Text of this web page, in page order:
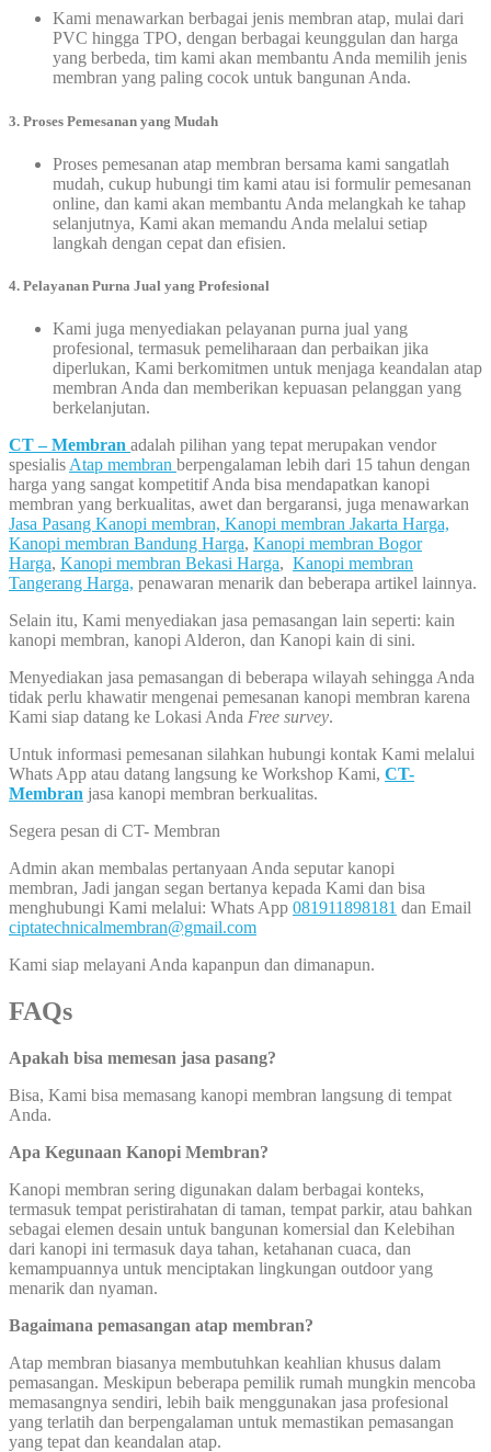
Kami menawarkan berbagai jenis membran atap, mulai dari
PVC hingga TPO, dengan berbagai keunggulan dan harga
yang berbeda, tim kami akan membantu Anda memilih jenis
membran yang paling cocok untuk bangunan Anda.
3. Proses Pemesanan yang Mudah
Proses pemesanan atap membran bersama kami sangatlah
mudah, cukup hubungi tim kami atau isi formulir pemesanan
online, dan kami akan membantu Anda melangkah ke tahap
selanjutnya, Kami akan memandu Anda melalui setiap
langkah dengan cepat dan efisien.
4. Pelayanan Purna Jual yang Profesional
Kami juga menyediakan pelayanan purna jual yang
profesional, termasuk pemeliharaan dan perbaikan jika
diperlukan, Kami berkomitmen untuk menjaga keandalan atap
membran Anda dan memberikan kepuasan pelanggan yang
berkelanjutan.
CT – Membran adalah pilihan yang tepat merupakan vendor
spesialis Atap membran berpengalaman lebih dari 15 tahun dengan
harga yang sangat kompetitif Anda bisa mendapatkan kanopi
membran yang berkualitas, awet dan bergaransi, juga menawarkan
Jasa Pasang Kanopi membran, Kanopi membran Jakarta Harga,
Kanopi membran Bandung Harga, Kanopi membran Bogor
Harga, Kanopi membran Bekasi Harga, Kanopi membran
Tangerang Harga, penawaran menarik dan beberapa artikel lainnya.
Selain itu, Kami menyediakan jasa pemasangan lain seperti: kain
kanopi membran, kanopi Alderon, dan Kanopi kain di sini.
Menyediakan jasa pemasangan di beberapa wilayah sehingga Anda
tidak perlu khawatir mengenai pemesanan kanopi membran karena
Kami siap datang ke Lokasi Anda Free survey.
Untuk informasi pemesanan silahkan hubungi kontak Kami melalui
Whats App atau datang langsung ke Workshop Kami, CT-
Membran jasa kanopi membran berkualitas.
Segera pesan di CT- Membran
Admin akan membalas pertanyaan Anda seputar kanopi
membran, Jadi jangan segan bertanya kepada Kami dan bisa
menghubungi Kami melalui: Whats App 081911898181 dan Email
ciptatechnicalmembran@gmail.com
Kami siap melayani Anda kapanpun dan dimanapun.
FAQs
Apakah bisa memesan jasa pasang?
Bisa, Kami bisa memasang kanopi membran langsung di tempat
Anda.
Apa Kegunaan Kanopi Membran?
Kanopi membran sering digunakan dalam berbagai konteks,
termasuk tempat peristirahatan di taman, tempat parkir, atau bahkan
sebagai elemen desain untuk bangunan komersial dan Kelebihan
dari kanopi ini termasuk daya tahan, ketahanan cuaca, dan
kemampuannya untuk menciptakan lingkungan outdoor yang
menarik dan nyaman.
Bagaimana pemasangan atap membran?
Atap membran biasanya membutuhkan keahlian khusus dalam
pemasangan. Meskipun beberapa pemilik rumah mungkin mencoba
memasangnya sendiri, lebih baik menggunakan jasa profesional
yang terlatih dan berpengalaman untuk memastikan pemasangan
yang tepat dan keandalan atap.